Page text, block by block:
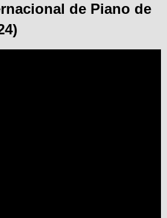
de Piano de